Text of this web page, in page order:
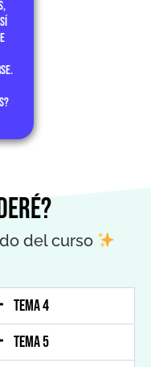
del curso
TEMA 4
TEMA 5